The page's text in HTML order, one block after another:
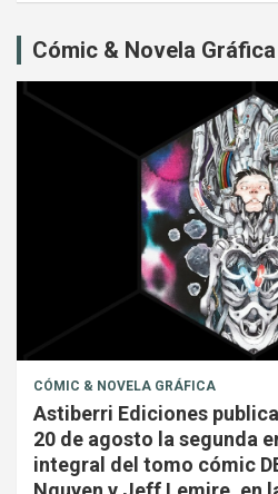
Cómic & Novela Gráfica
CÓMIC & NOVELA GRÁFICA
Astiberri Ediciones
20 de agosto la segunda
integral del tomo cómic